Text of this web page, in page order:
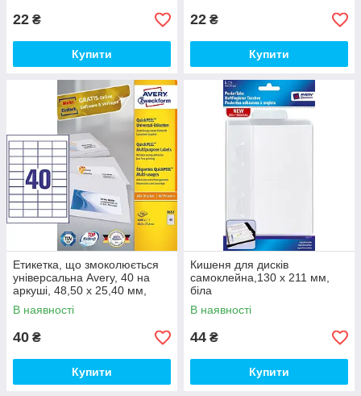
22 ₴
Купити
22 ₴
Купити
Етикетка, що змоколюється
універсальна Avery, 40 на
аркуші, 48,50 x 25,40 мм,
біла
В наявності
40 ₴
Купити
Кишеня для дисків
самоклейна,130 х 211 мм,
біла
В наявності
44 ₴
Купити